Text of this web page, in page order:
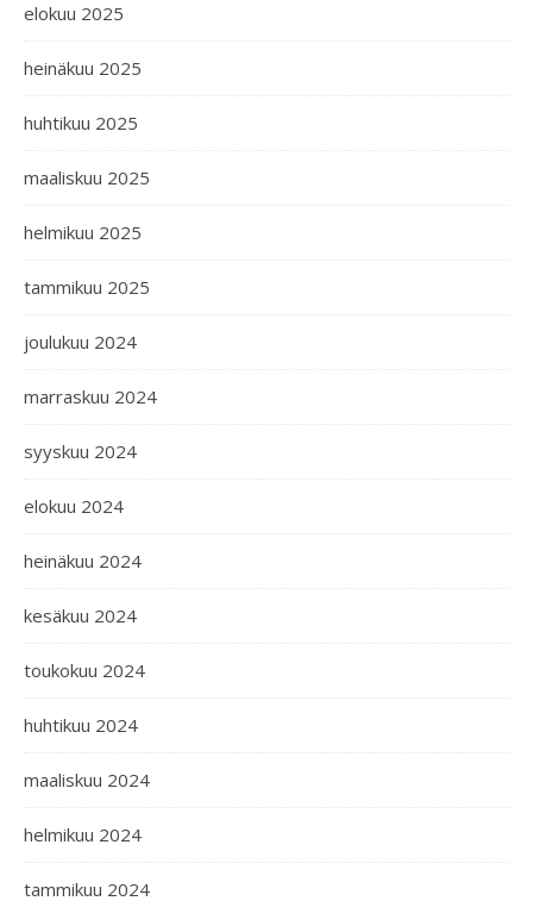
elokuu 2025
heinäkuu 2025
huhtikuu 2025
maaliskuu 2025
helmikuu 2025
tammikuu 2025
joulukuu 2024
marraskuu 2024
syyskuu 2024
elokuu 2024
heinäkuu 2024
kesäkuu 2024
toukokuu 2024
huhtikuu 2024
maaliskuu 2024
helmikuu 2024
tammikuu 2024